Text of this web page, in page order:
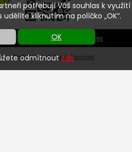
potřebují Váš souhlas k využití
kliknutím na políčko „OK“.
OK
odmítnoutzde
FBŠ 2026 | Nastavení cookies
| Grafický návrh: Pavel Kocourek